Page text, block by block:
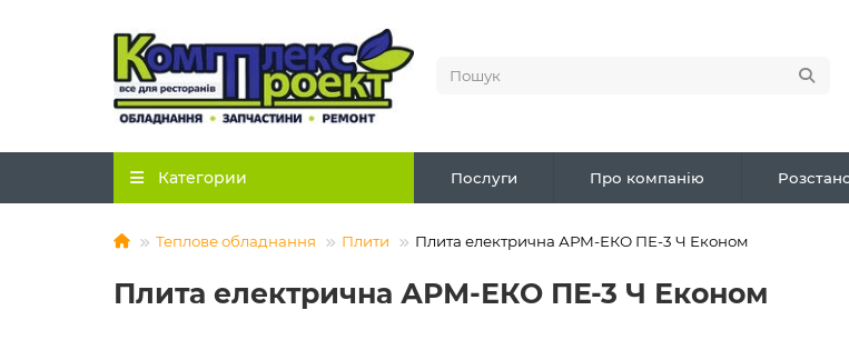
Категории Послуги Про компанію
Теплове обладнання Плити Плита електрична АРМ-ЕКО ПЕ-3 Ч Економ
Плита електрична АРМ-ЕКО ПЕ-3 Ч Економ